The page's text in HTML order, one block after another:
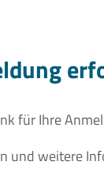
für Ihre
und weitere